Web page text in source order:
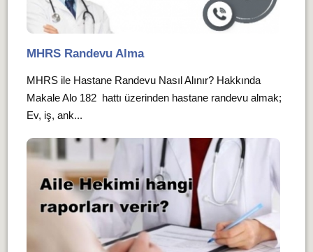
MHRS Randevu Alma
MHRS ile Hastane Randevu Nasıl Alınır? Hakkında
Makale Alo 182 hattı üzerinden hastane randevu almak;
Ev, iş, ank...